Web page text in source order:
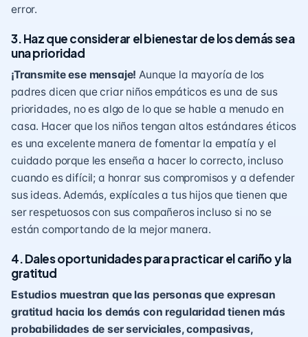
error.
3. Haz que considerar el bienestar de los demás sea
una prioridad
¡Transmite ese mensaje! Aunque la mayoría de los
padres dicen que criar niños empáticos es una de sus
prioridades, no es algo de lo que se hable a menudo en
casa. Hacer que los niños tengan altos estándares éticos
es una excelente manera de fomentar la empatía y el
cuidado porque les enseña a hacer lo correcto, incluso
cuando es difícil; a honrar sus compromisos y a defender
sus ideas. Además, explícales a tus hijos que tienen que
ser respetuososcon sus compañeros incluso si no se
están comportando de la mejor manera.
4. Dales oportunidades para practicar el cariño y la
gratitud
Estudios muestran que las personas que expresan
gratitud hacia los demás con regularidad tienen más
probabilidades de ser serviciales, compasivas,